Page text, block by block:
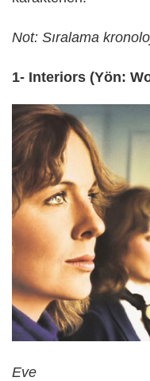
Not: Sıralama
1- Interiors (Yön:
Eve